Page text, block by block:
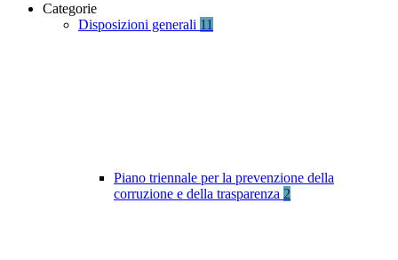
Categorie
Disposizioni generali 11
Piano triennale per la prevenzione della
corruzione e della trasparenza 2